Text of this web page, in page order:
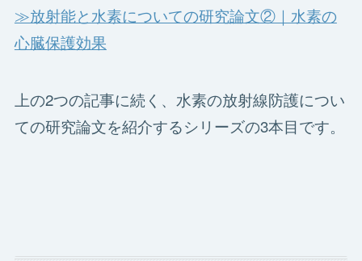
≫放射能と水素についての研究論文②｜水素の
心臓保護効果
上の2つの記事に続く、水素の放射線防護につい
ての研究論文を紹介するシリーズの3本目です。